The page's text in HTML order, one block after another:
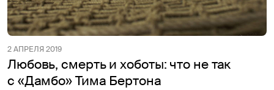
2 АПРЕЛЯ 2019
Любовь, смерть и хоботы: что не так
c «Дамбо» Тима Бертона